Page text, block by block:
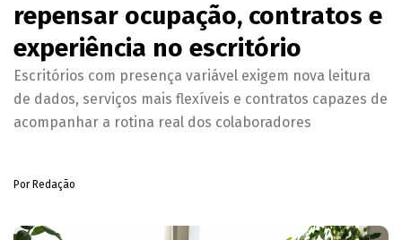
repensar ocupação, contratos e
experiência no escritório
Escritórios com presença variável exigem nova leitura
de dados, serviços mais flexíveis e contratos capazes de
acompanhar a rotina real dos colaboradores
Por Redação